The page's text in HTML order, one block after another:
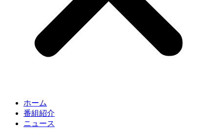
ホーム
番組紹介
ニュース